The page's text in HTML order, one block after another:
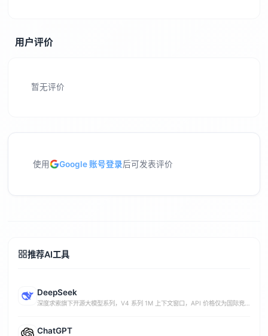
用户评价
暂无评价
使用 Google 账号登录后可发表评价
推荐AI工具
DeepSeek
深度求索旗下开源大模型系列，V4 系列 1M 上下文窗口，API 价格仅为国际竞
ChatGPT